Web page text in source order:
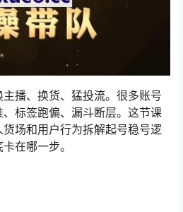
播、换货、猛投流。很多账号
标签跑偏、漏斗断层。这节课
场和用户行为拆解起号稳号逻
在哪一步。